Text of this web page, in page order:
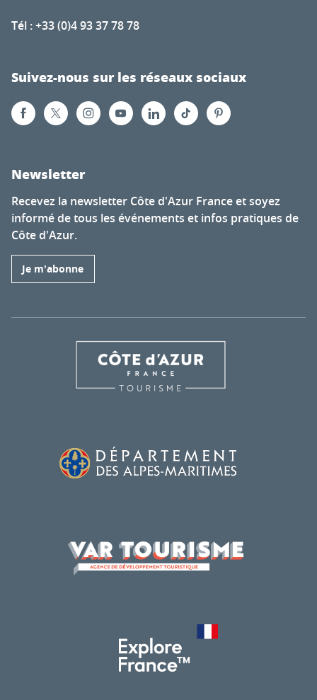
Tél : +33 (0)4 93 37 78 78
Suivez-nous sur les réseaux sociaux
Newsletter
Recevez la newsletter Côte d'Azur France et soyez
informé de tous les événements et infos pratiques de
Côte d'Azur.
Je m'abonne